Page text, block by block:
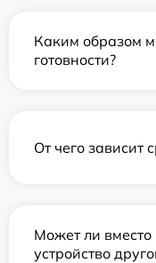
Каким образом
готовности?
От чего зависит
Может ли
устройство